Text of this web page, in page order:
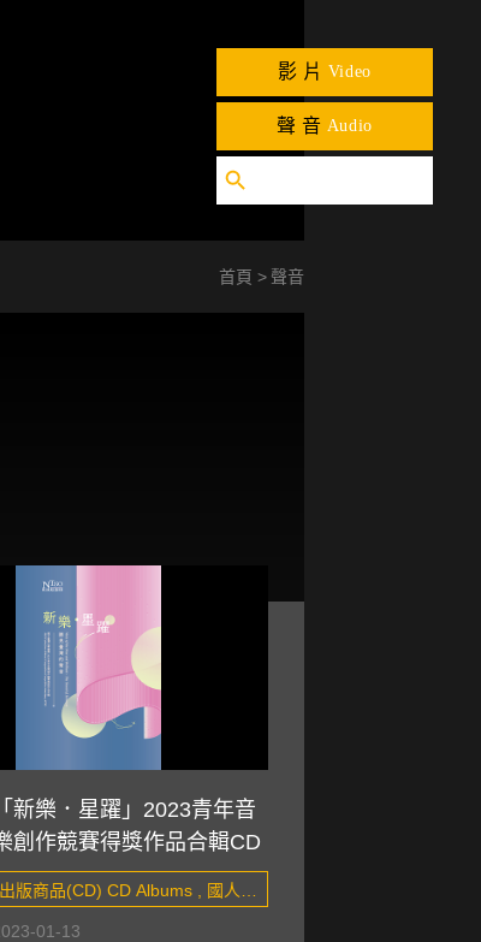
影片 Video
聲音 Audio
首頁 聲音
「新樂．星躍」2023青年音
創作競賽得獎作品合輯CD
出版商品(CD) CD Albums , 國人創
作 Taiwanese composers&#x27;
01-13